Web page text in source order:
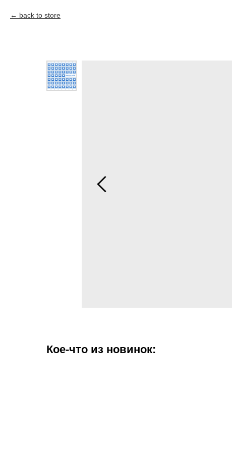
back to store
Кое-что из новинок: